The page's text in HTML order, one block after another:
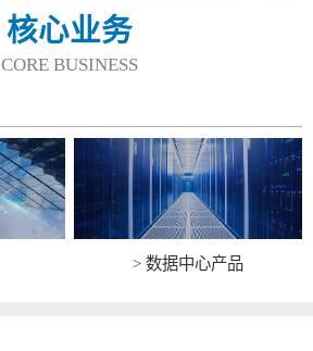
核心业务
CORE BUSINESS
> 数据中心产品